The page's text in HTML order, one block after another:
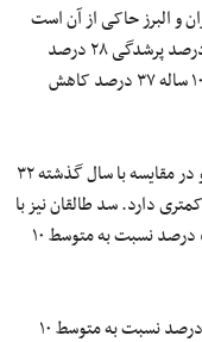
و البرز حاکی از آن است
که تا ۱۴ اردیبهشت امیرکبیر در سامانه غرب با ۴۶ درصد پرشدگی ۲۸ درصد
نسبت به سال گذشته افزایش اما نسبت به متوسط ۱۰ ساله ۳۷ درصد کاهش
سد لار در سامانه شرق تنها ۵ درصد پرشدگی دارد و در مقایسه با سال گذشته ۳۲
۶۴ درصد ذخیره کمتری دارد. سد طالقان نیز با
۳۴ درصد پرشدگی ۳۹ درصد نسبت به پارسال و ۵۸ درصد نسبت به متوسط ۱۰
سد لتیان ۳۳ درصد نسبت به سال آبی گذشته و ۱۰ درصد نسبت به متوسط ۱۰